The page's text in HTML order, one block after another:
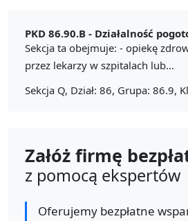
PKD 86.90.B - Działalność
Sekcja ta obejmuje: - opiekę
przez lekarzy w szpitalach lub...
Sekcja Q, Dział: 86, Grupa: 86.9,
Załóż firmę
z pomocą ekspertów
Oferujemy bezpłatne